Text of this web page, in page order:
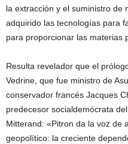
la extracción y el suministro de
adquirido las tecnologías para
para proporcionar las materias
Resulta revelador que el
Vedrine, que fue ministro de
conservador francés Jacques
predecesor socialdemócrata
Mitterand: «Pitron da la voz de
geopolítico: la creciente